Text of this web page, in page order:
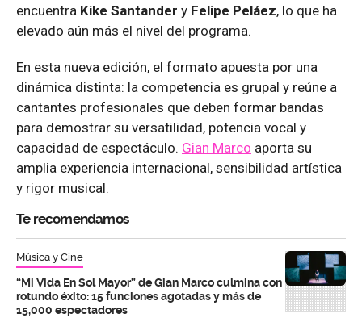
encuentra Kike Santander y Felipe Peláez, lo que ha
elevado aún más el nivel del programa.
En esta nueva edición, el formato apuesta por una
dinámica distinta: la competencia es grupal y reúne a
cantantes profesionales que deben formar bandas
para demostrar su versatilidad, potencia vocal y
capacidad de espectáculo. Gian Marco aporta su
amplia experiencia internacional, sensibilidad artística
y rigor musical.
Te recomendamos
Música y Cine
“Mi Vida En Sol Mayor” de Gian Marco culmina con
rotundo éxito: 15 funciones agotadas y más de
15,000 espectadores